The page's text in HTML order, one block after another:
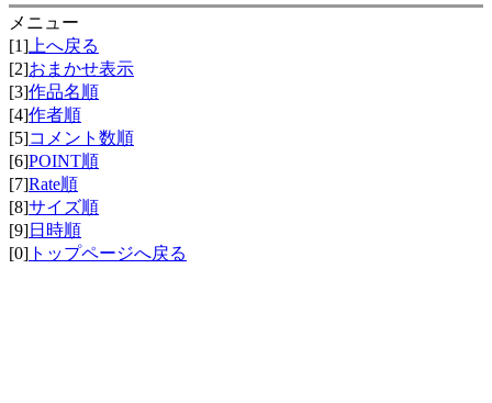
メニュー
[1] 上へ戻る
[2]おまかせ表示
[3]作品名順
[4]作者順
[5]コメント数順
[6]POINT順
[7]Rate順
[8]サイズ順
[9]日時順
[0] トップページへ戻る